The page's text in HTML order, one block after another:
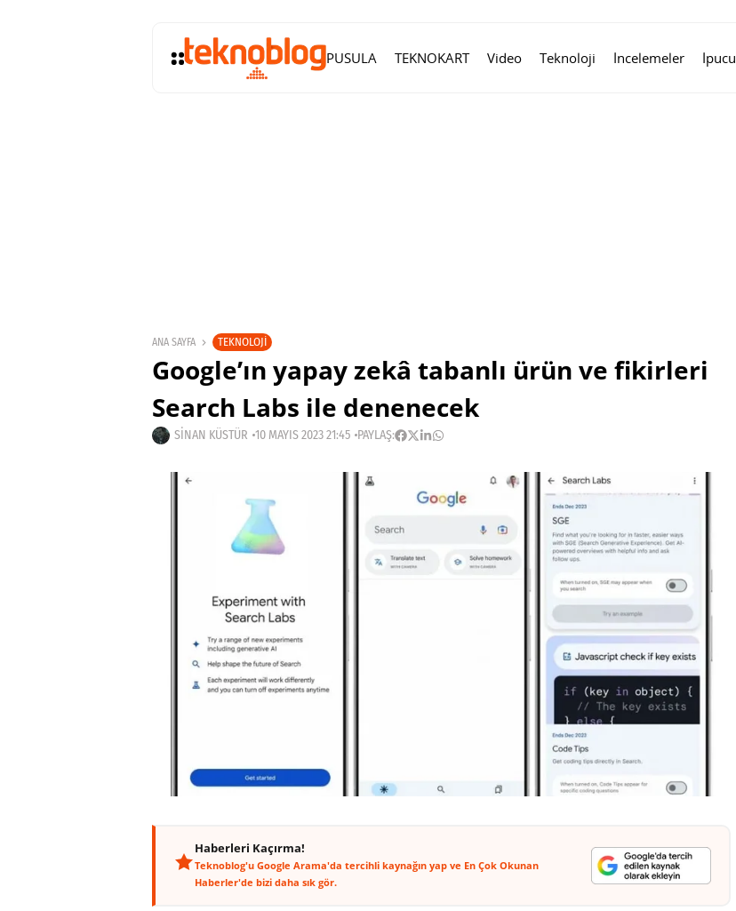
PUSULA TEKNOKART Video Teknoloji İncelemeler İpucu
ANA SAYFA TEKNOLOJI
Google’ın yapay zekâ tabanlı ürün ve fikirleri
Search Labs ile denenecek
SINAN KÜSTÜR 10 MAYIS 2023 21:45 PAYLAŞ:
Haberleri Kaçırma!
Teknoblog'u Google Arama'da tercihli kaynağın yap ve En Çok Okunan
Haberler'de bizi daha sık gör.